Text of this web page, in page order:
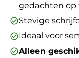
gedachten op
Stevige
Ideaal voor
Alleen